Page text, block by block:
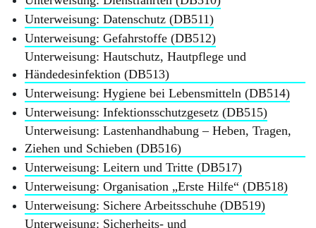
Unterweisung: Datenschutz (DB511)
Unterweisung: Gefahrstoffe (DB512)
Unterweisung: Hautschutz, Hautpflege und
Händedesinfektion (DB513)
Unterweisung: Hygiene bei Lebensmitteln (DB514)
Unterweisung: Infektionsschutzgesetz (DB515)
Unterweisung: Lastenhandhabung – Heben, Tragen,
Ziehen und Schieben (DB516)
Unterweisung: Leitern und Tritte (DB517)
Unterweisung: Organisation „Erste Hilfe“ (DB518)
Unterweisung: Sichere Arbeitsschuhe (DB519)
Unterweisung: Sicherheits- und